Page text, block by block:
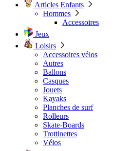
Articles Enfants
Hommes
Accessoires
Jeux
Loisirs
Accessoires vélos
Autres
Ballons
Casques
Jouets
Kayaks
Planches de surf
Rolleurs
Skate-Boards
Trottinettes
Vélos